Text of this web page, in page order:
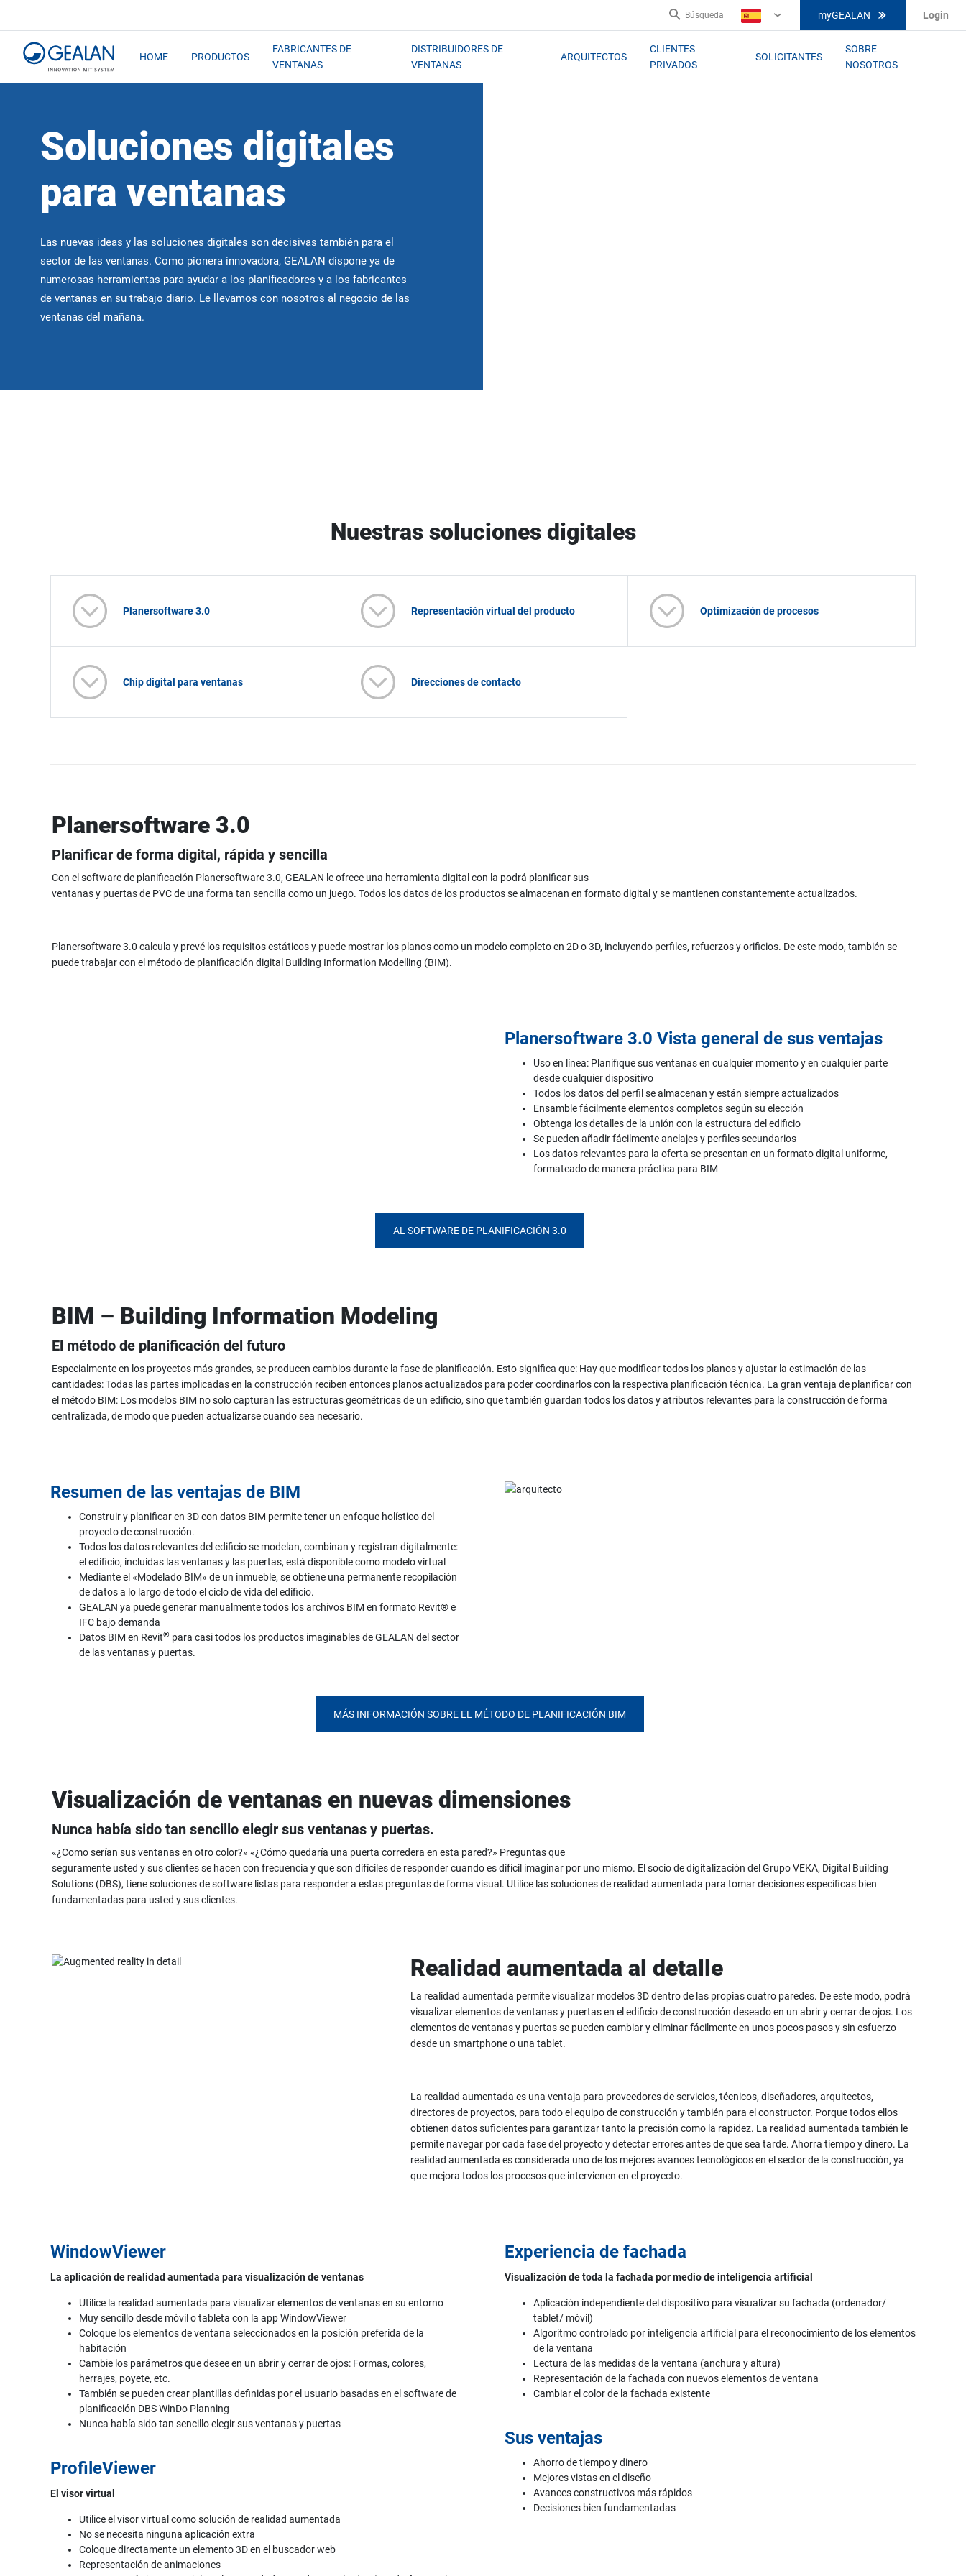
Búsqueda
ES
myGEALAN Login
HOME PRODUCTOS
FABRICANTES DE
VENTANAS
DISTRIBUIDORES DE
VENTANAS
ARQUITECTOS
CLIENTES
PRIVADOS
SOLICITANTES
SOBRE
NOSOTROS
Soluciones digitales
para ventanas
Las nuevas ideas y las soluciones digitales son decisivas también para el
sector de las ventanas. Como pionera innovadora, GEALAN dispone ya de
numerosas herramientas para ayudar a los planificadores y a los fabricantes
de ventanas en su trabajo diario. Le llevamos con nosotros al negocio de las
ventanas del mañana.
Nuestras soluciones digitales
Planersoftware 3.0 Representación virtual del producto Optimización de procesos
Chip digital para ventanas Direcciones de contacto
Planersoftware 3.0
Planificar de forma digital, rápida y sencilla
Con el software de planificación Planersoftware 3.0, GEALAN le ofrece una herramienta digital con la podrá planificar sus
ventanas y puertas de PVC de una forma tan sencilla como un juego. Todos los datos de los productos se almacenan en formato digital y se mantienen constantemente actualizados.
Planersoftware 3.0 calcula y prevé los requisitos estáticos y puede mostrar los planos como un modelo completo en 2D o 3D, incluyendo perfiles, refuerzos y orificios. De este modo, también se
puede trabajar con el método de planificación digital Building Information Modelling (BIM).
Planersoftware 3.0 Vista general de sus ventajas
Uso en línea: Planifique sus ventanas en cualquier momento y en cualquier parte
desde cualquier dispositivo
Todos los datos del perfil se almacenan y están siempre actualizados
Ensamble fácilmente elementos completos según su elección
Obtenga los detalles de la unión con la estructura del edificio
Se pueden añadir fácilmente anclajes y perfiles secundarios
Los datos relevantes para la oferta se presentan en un formato digital uniforme,
formateado de manera práctica para BIM
AL SOFTWARE DE PLANIFICACIÓN 3.0
BIM – Building Information Modeling
El método de planificación del futuro
Especialmente en los proyectos más grandes, se producen cambios durante la fase de planificación. Esto significa que: Hay que modificar todos los planos y ajustar la estimación de las
cantidades: Todas las partes implicadas en la construcción reciben entonces planos actualizados para poder coordinarlos con la respectiva planificación técnica. La gran ventaja de planificar con
el método BIM: Los modelos BIM no solo capturan las estructuras geométricas de un edificio, sino que también guardan todos los datos y atributos relevantes para la construcción de forma
centralizada, de modo que pueden actualizarse cuando sea necesario.
Resumen de las ventajas de BIM
Construir y planificar en 3D con datos BIM permite tener un enfoque holístico del
proyecto de construcción.
Todos los datos relevantes del edificio se modelan, combinan y registran digitalmente:
el edificio, incluidas las ventanas y las puertas, está disponible como modelo virtual
Mediante el «Modelado BIM» de un inmueble, se obtiene una permanente recopilación
de datos a lo largo de todo el ciclo de vida del edificio.
GEALAN ya puede generar manualmente todos los archivos BIM en formato Revit® e
IFC bajo demanda
Datos BIM en Revit® para casi todos los productos imaginables de GEALAN del sector
de las ventanas y puertas.
MÁS INFORMACIÓN SOBRE EL MÉTODO DE PLANIFICACIÓN BIM
Visualización de ventanas en nuevas dimensiones
Nunca había sido tan sencillo elegir sus ventanas y puertas.
«¿Como serían sus ventanas en otro color?» «¿Cómo quedaría una puerta corredera en esta pared?» Preguntas que
seguramente usted y sus clientes se hacen con frecuencia y que son difíciles de responder cuando es difícil imaginar por uno mismo. El socio de digitalización del Grupo VEKA, Digital Building
Solutions (DBS), tiene soluciones de software listas para responder a estas preguntas de forma visual. Utilice las soluciones de realidad aumentada para tomar decisiones específicas bien
fundamentadas para usted y sus clientes.
Realidad aumentada al detalle
La realidad aumentada permite visualizar modelos 3D dentro de las propias cuatro paredes. De este modo, podrá
visualizar elementos de ventanas y puertas en el edificio de construcción deseado en un abrir y cerrar de ojos. Los
elementos de ventanas y puertas se pueden cambiar y eliminar fácilmente en unos pocos pasos y sin esfuerzo
desde un smartphone o una tablet.
La realidad aumentada es una ventaja para proveedores de servicios, técnicos, diseñadores, arquitectos,
directores de proyectos, para todo el equipo de construcción y también para el constructor. Porque todos ellos
obtienen datos suficientes para garantizar tanto la precisión como la rapidez. La realidad aumentada también le
permite navegar por cada fase del proyecto y detectar errores antes de que sea tarde. Ahorra tiempo y dinero. La
realidad aumentada es considerada uno de los mejores avances tecnológicos en el sector de la construcción, ya
que mejora todos los procesos que intervienen en el proyecto.
WindowViewer
La aplicación de realidad aumentada para visualización de ventanas
Utilice la realidad aumentada para visualizar elementos de ventanas en su entorno
Muy sencillo desde móvil o tableta con la app WindowViewer
Coloque los elementos de ventana seleccionados en la posición preferida de la
habitación
Cambie los parámetros que desee en un abrir y cerrar de ojos: Formas, colores,
herrajes, poyete, etc.
También se pueden crear plantillas definidas por el usuario basadas en el software de
planificación DBS WinDo Planning
Nunca había sido tan sencillo elegir sus ventanas y puertas
ProfileViewer
El visor virtual
Utilice el visor virtual como solución de realidad aumentada
No se necesita ninguna aplicación extra
Coloque directamente un elemento 3D en el buscador web
Representación de animaciones
Experiencia de fachada
Visualización de toda la fachada por medio de inteligencia artificial
Aplicación independiente del dispositivo para visualizar su fachada (ordenador/
tablet/ móvil)
Algoritmo controlado por inteligencia artificial para el reconocimiento de los elementos
de la ventana
Lectura de las medidas de la ventana (anchura y altura)
Representación de la fachada con nuevos elementos de ventana
Cambiar el color de la fachada existente
Sus ventajas
Ahorro de tiempo y dinero
Mejores vistas en el diseño
Avances constructivos más rápidos
Decisiones bien fundamentadas